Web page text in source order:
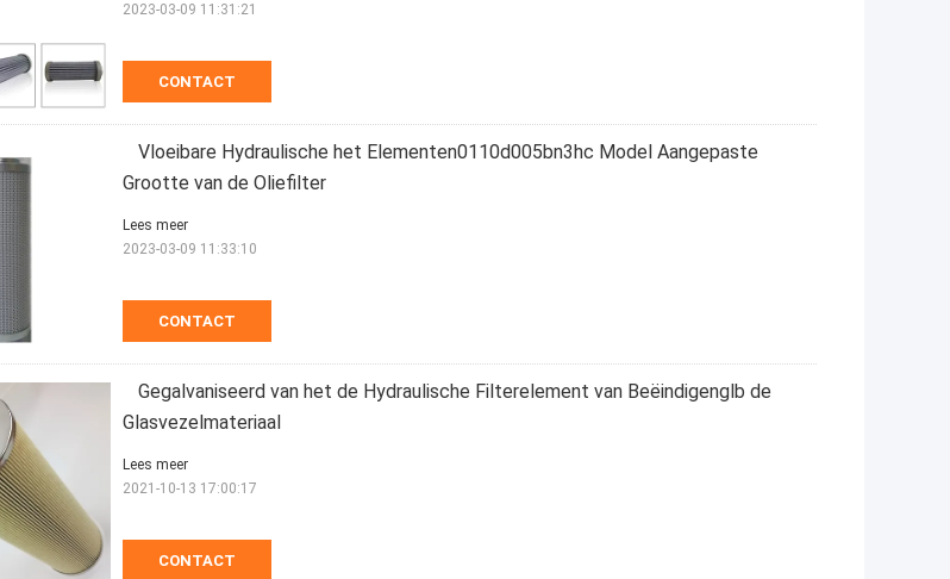
CONTACT
2023-03-09 11:31:21
Vloeibare Hydraulische het Elementen0110d005bn3hc Model Aangepaste
Grootte van de Oliefilter
CONTACT
Lees meer
2023-03-09 11:33:10
Gegalvaniseerd van het de Hydraulische Filterelement van Beëindigenglb de
Glasvezelmateriaal
CONTACT
Lees meer
2021-10-13 17:00:17